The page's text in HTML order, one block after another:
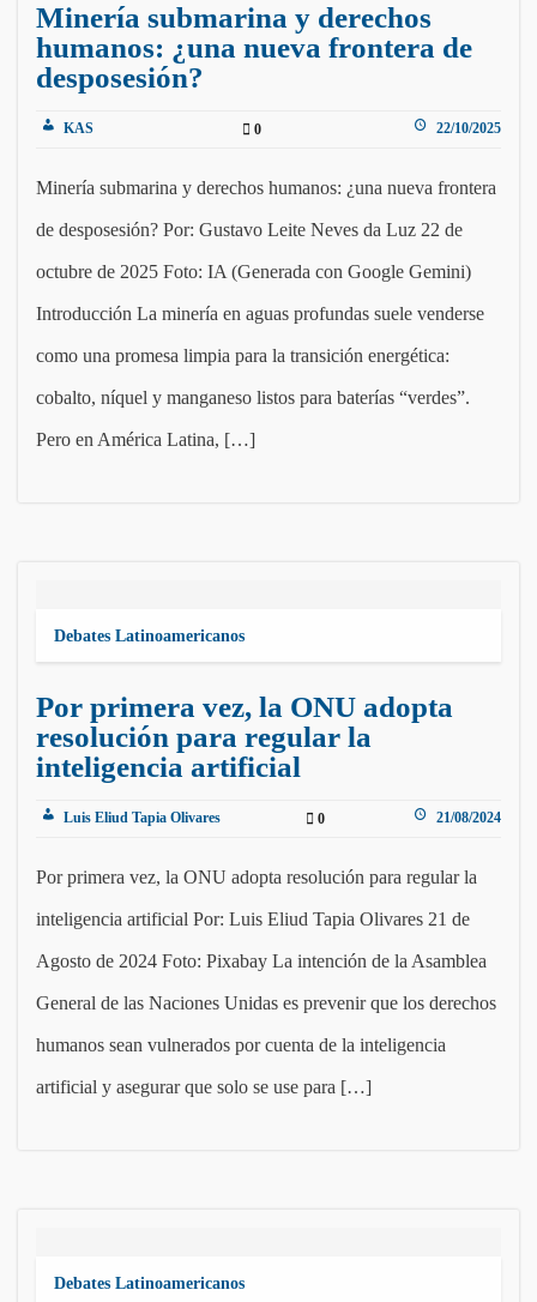
Minería submarina y derechos
humanos: ¿una nueva frontera de
desposesión?
KAS 0 22/10/2025
Minería submarina y derechos humanos: ¿una nueva frontera
de desposesión? Por: Gustavo Leite Neves da Luz 22 de
octubre de 2025 Foto: IA (Generada con Google Gemini)
Introducción La minería en aguas profundas suele venderse
como una promesa limpia para la transición energética:
cobalto, níquel y manganeso listos para baterías “verdes”.
Pero en América Latina, […]
Debates Latinoamericanos
Por primera vez, la ONU adopta
resolución para regular la
inteligencia artificial
Luis Eliud Tapia Olivares 0 21/08/2024
Por primera vez, la ONU adopta resolución para regular la
inteligencia artificial Por: Luis Eliud Tapia Olivares 21 de
Agosto de 2024 Foto: Pixabay La intención de la Asamblea
General de las Naciones Unidas es prevenir que los derechos
humanos sean vulnerados por cuenta de la inteligencia
artificial y asegurar que solo se use para […]
Debates Latinoamericanos